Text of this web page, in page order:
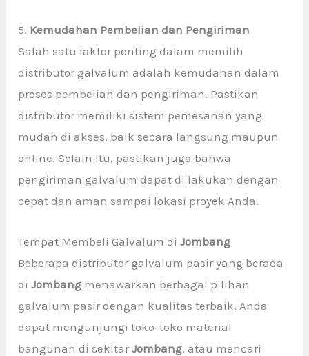
5. Kemudahan Pembelian dan Pengiriman
Salah satu faktor penting dalam memilih
distributor galvalum adalah kemudahan dalam
proses pembelian dan pengiriman. Pastikan
distributor memiliki sistem pemesanan yang
mudah di akses, baik secara langsung maupun
online. Selain itu, pastikan juga bahwa
pengiriman galvalum dapat di lakukan dengan
cepat dan aman sampai lokasi proyek Anda.
Tempat Membeli Galvalum diJombang
Beberapa distributor galvalum pasir yang berada
diJombang menawarkan berbagai pilihan
galvalum pasir dengan kualitas terbaik. Anda
dapat mengunjungi toko-toko material
bangunan di sekitarJombang, atau mencari